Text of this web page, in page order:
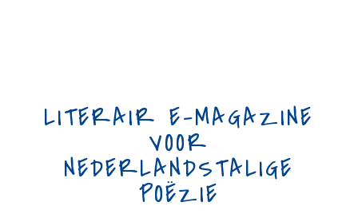
LITERAIR E-MAGAZINE
VOOR
NEDERLANDSTALIGE
POËZIE